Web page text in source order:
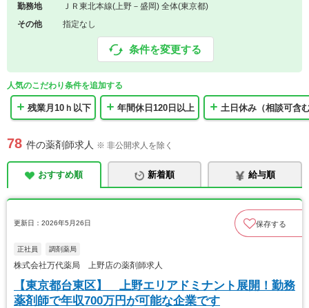
勤務地
ＪＲ東北本線(上野－盛岡) 全体(東京都)
その他
指定なし
条件を変更する
人気のこだわり条件を追加する
残業月10ｈ以下 年間休日120日以上 土日休み（相談可含
78 件の薬剤師求人 ※ 非公開求人を除く
おすすめ順 新着順 給与順
更新日：2026年5月26日 保存する
正社員 調剤薬局
株式会社万代薬局 上野店の薬剤師求人
【東京都台東区】 上野エリアドミナント展開！勤務
薬剤師で年収700万円が可能な企業です